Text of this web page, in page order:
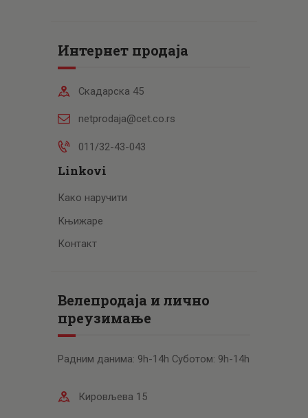
Интернет продаја
Скадарска 45
netprodaja@cet.co.rs
011/32-43-043
Linkovi
Како наручити
Књижаре
Контакт
Велепродаја и лично
преузимање
Радним данима: 9h-14h Суботом: 9h-14h
Кировљева 15